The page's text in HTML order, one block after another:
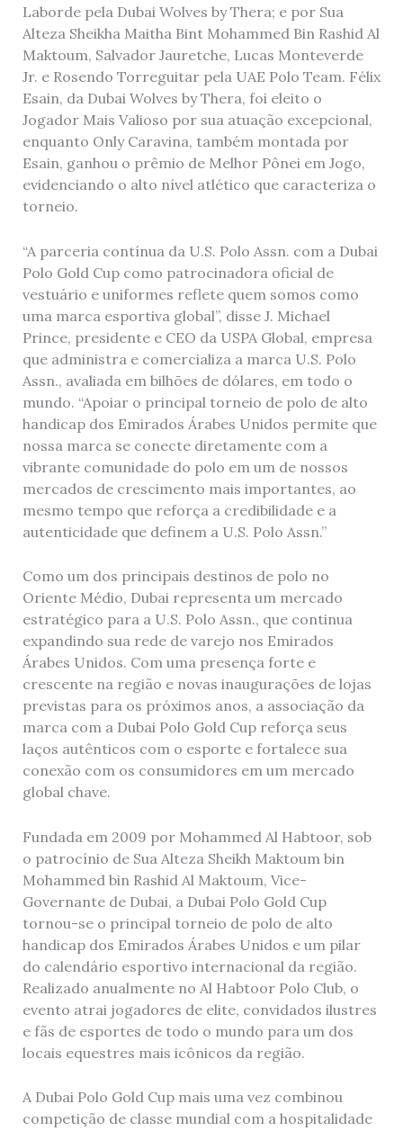
Laborde pela Dubai Wolves by Thera; e por Sua
Alteza Sheikha Maitha Bint Mohammed Bin Rashid Al
Maktoum, Salvador Jauretche, Lucas Monteverde
Jr. e Rosendo Torreguitar pela UAE Polo Team. Félix
Esain, da Dubai Wolves by Thera, foi eleito o
Jogador Mais Valioso por sua atuação excepcional,
enquanto Only Caravina, também montada por
Esain, ganhou o prêmio de Melhor Pônei em Jogo,
evidenciando o alto nível atlético que caracteriza o
torneio.
“A parceria contínua da U.S. Polo Assn. com a Dubai
Polo Gold Cup como patrocinadora oficial de
vestuário e uniformes reflete quem somos como
uma marca esportiva global”, disse J. Michael
Prince, presidente e CEO da USPA Global, empresa
que administra e comercializa a marca U.S. Polo
Assn., avaliada em bilhões de dólares, em todo o
mundo. “Apoiar o principal torneio de polo de alto
handicap dos Emirados Árabes Unidos permite que
nossa marca se conecte diretamente com a
vibrante comunidade do polo em um de nossos
mercados de crescimento mais importantes, ao
mesmo tempo que reforça a credibilidade e a
autenticidade que definem a U.S. Polo Assn.”
Como um dos principais destinos de polo no
Oriente Médio, Dubai representa um mercado
estratégico para a U.S. Polo Assn., que continua
expandindo sua rede de varejo nos Emirados
Árabes Unidos. Com uma presença forte e
crescente na região e novas inaugurações de lojas
previstas para os próximos anos, a associação da
marca com a Dubai Polo Gold Cup reforça seus
laços autênticos com o esporte e fortalece sua
conexão com os consumidores em um mercado
global chave.
Fundada em 2009 por Mohammed Al Habtoor, sob
o patrocínio de Sua Alteza Sheikh Maktoum bin
Mohammed bin Rashid Al Maktoum, Vice-
Governante de Dubai, a Dubai Polo Gold Cup
tornou-se o principal torneio de polo de alto
handicap dos Emirados Árabes Unidos e um pilar
do calendário esportivo internacional da região.
Realizado anualmente no Al Habtoor Polo Club, o
evento atrai jogadores de elite, convidados ilustres
e fãs de esportes de todo o mundo para um dos
locais equestres mais icônicos da região.
A Dubai Polo Gold Cup mais uma vez combinou
competição de classe mundial com a hospitalidade